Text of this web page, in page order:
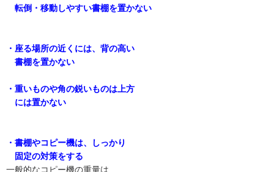
転倒・移動しやすい書棚を置かない
・座る場所の近くには、背の高い
書棚を置かない
・重いものや角の鋭いものは上方
には置かない
・書棚やコピー機は、しっかり
固定の対策をする
一般的なコピー機の重量は